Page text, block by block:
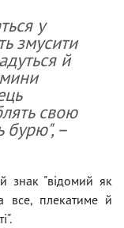
у
змусити
й
свою
бурю", –
знак "відомий як
все, плекатиме й